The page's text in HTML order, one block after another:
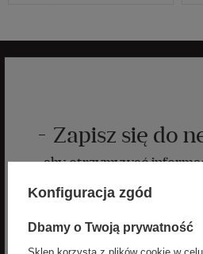
Zapisz się do
aby otrzymywać
Zyskaj -10% na
Konfiguracja zgód
Dbamy o Twoją prywatność